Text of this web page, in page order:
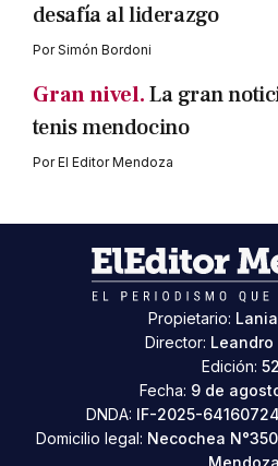
desafía al liderazgo
PorSimón Bordoni
Gran nivel.La gran
tenis mendocino
PorEl Editor Mendoza
Propietario:
Director: Leandro
Edición:
Fecha: 9 de
DNDA: IF-2025-
Domicilio legal: Necochea